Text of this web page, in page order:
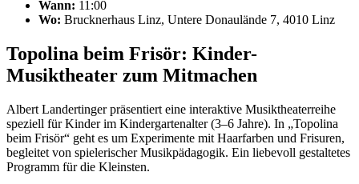
Wann: 11:00
Wo: Brucknerhaus Linz, Untere Donaulände 7, 4010 Linz
Topolina beim Frisör: Kinder-
Musiktheater zum Mitmachen
Albert Landertinger präsentiert eine interaktive Musiktheaterreihe
speziell für Kinder im Kindergartenalter (3–6 Jahre). In „Topolina
beim Frisör“ geht es um Experimente mit Haarfarben und Frisuren,
begleitet von spielerischer Musikpädagogik. Ein liebevoll gestaltetes
Programm für die Kleinsten.